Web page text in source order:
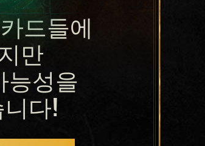
드들에
만
능성을
니다!